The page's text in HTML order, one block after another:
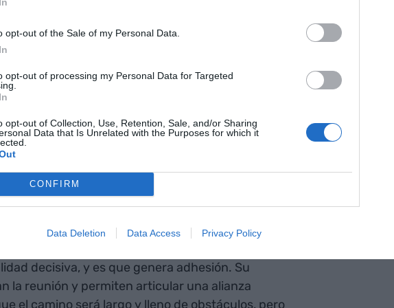
opt-out of the Sale of my Personal Data.
opt-out of processing my Personal Data for Targeted
opt-out of Collection, Use, Retention, Sale, and/or Sharing
Data that Is Unrelated with the Purposes for which it
CONFIRM
Data Deletion Data Access Privacy Policy
de una
más bien al
no fluye
regalado una metáfora poderosa sobre esta
, el conocidoConcilio de Elrond
qué hacer con el anillo único. La reunión está
Bolsón se postula para llevarlo hasta Mordor.
ni tampoco el más preparado
decisiva, y es que genera adhesión. Su
la reunión y permiten articular una alianza
el camino será largo y lleno de obstáculos, pero